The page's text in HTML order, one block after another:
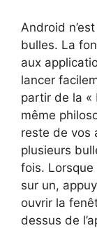
Android
bulles. La
aux
lancer
partir de la «
même
reste de vos
plusieurs
fois.
sur un,
ouvrir la
dessus de